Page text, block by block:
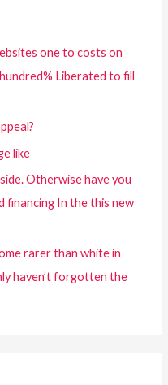
one to costs on
Liberated to fill
like
Otherwise have you
financing In the this new
rarer than white in
haven’t forgotten the